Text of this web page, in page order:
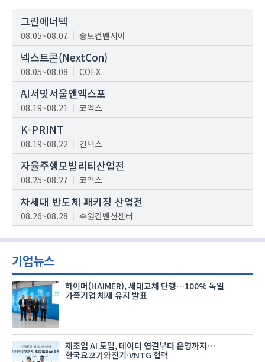
그린에너텍
08.05~08.07 송도컨벤시아
넥스트콘(NextCon)
08.05~08.08 COEX
AI서밋서울앤엑스포
08.19~08.21 코엑스
K-PRINT
08.19~08.22 킨텍스
자율주행모빌리티산업전
08.25~08.27 코엑스
차세대 반도체 패키징 산업전
08.26~08.28 수원컨벤션센터
기업뉴스
하이머(HAIMER), 세대교체 단행…100% 독일
가족기업 체제 유지 발표
제조업 AI 도입, 데이터 연결부터 운영까지…
한국요꼬가와전기·VNTG 협력